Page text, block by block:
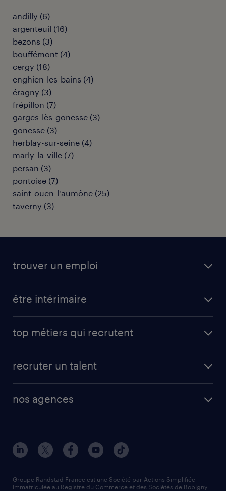
andilly (6)
argenteuil (16)
bezons (3)
bouffémont (4)
cergy (18)
enghien-les-bains (4)
éragny (3)
frépillon (7)
garges-lès-gonesse (3)
gonesse (3)
herblay-sur-seine (4)
marly-la-ville (7)
persan (3)
pontoise (7)
saint-ouen-l'aumône (25)
taverny (3)
trouver un emploi
créer un compte candidat
être intérimaire
app talent / portail web
top métiers qui recrutent
manutentionnaire
assistant administratif
recruter un talent
solutions opérationnelles
contact entreprise
faq intérim / recrutement
nos agences
nos agences par ville
nos agences par région
nos cabinets de recrutement
Groupe Randstad France est une Société par Actions Simplifiée
immatriculée au Registre du Commerce et des Sociétés de Bobigny